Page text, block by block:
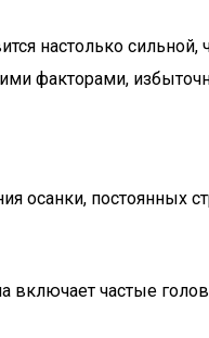
настолько
факторами,
постоянных
частые